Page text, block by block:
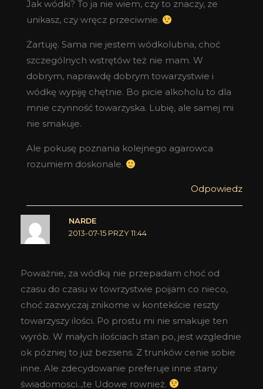
Jak wódki? To ja nie wiem, czy to znaczy, ze
unikasz, czy wręcz przeciwnie.
Żartuję. Sama nie jestem wódkolubna, choć
szczególnych wstrętów też nie mam. W
dobrym, naprawdę dobrym towarzystwie i
wódkę wypiję chętnie. Bo picie alkoholu to dla
mnie czynność towarzyska. Lubię, ale samej mi
nie smakuje.
Ale pokusę poznania kolejnego agarowca
rozumiem doskonale.
Odpowiedz
NARDE
2013-07-15 PRZY 11:44
Poważnie, za wódką nie przepadam choć od
czasu do czasu w towrzystwie poijam co nieco,
choć zazwyczaj znikome w kontekście reszty
towarzyszy ilości. Po prostu mi nie smakuje ten
wyrób. W małych ilościach stan po, jest wzglednie
ok pózniej to już bezsens. Z trunków cenie sobie
inne. Ale zdecydowanie preferuje inne stany
świadomosci..,te Udowe rownież.